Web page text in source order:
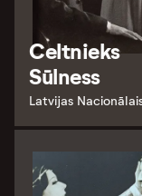
Celtnieks
Sūlness
Latvijas